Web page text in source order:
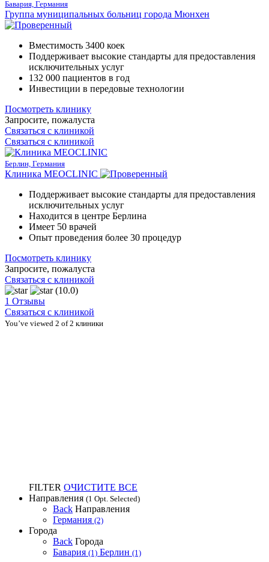
Бавария, Германия
Группа муниципальных больниц города Мюнхен
Вместимость 3400 коек
Поддерживает высокие стандарты для предоставления
исключительных услуг
132 000 пациентов в год
Инвестиции в передовые технологии
Посмотреть клинику
Запросите, пожалуста
Связаться с клиникой
Связаться с клиникой
Берлин, Германия
Клиника MEOCLINIC
Поддерживает высокие стандарты для предоставления
исключительных услуг
Находится в центре Берлина
Имеет 50 врачей
Опыт проведения более 30 процедур
Посмотреть клинику
Запросите, пожалуста
Связаться с клиникой
(10.0)
1 Отзывы
Связаться с клиникой
You’ve viewed 2 of 2 клиники
FILTER ОЧИСТИТЕ ВСЕ
Направления (1 Opt. Selected)
Back Направления
Германия (2)
Города
Back Города
Бавария (1) Берлин (1)